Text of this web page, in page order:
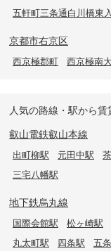
五軒町三条通白川橋東入
京都市右京区
西京極郡町 西京極南
人気の路線・駅から賃
叡山電鉄叡山本線
出町柳駅 元田中駅
三宅八幡駅
地下鉄烏丸線
国際会館駅 松ヶ崎駅
丸太町駅
四条駅 五